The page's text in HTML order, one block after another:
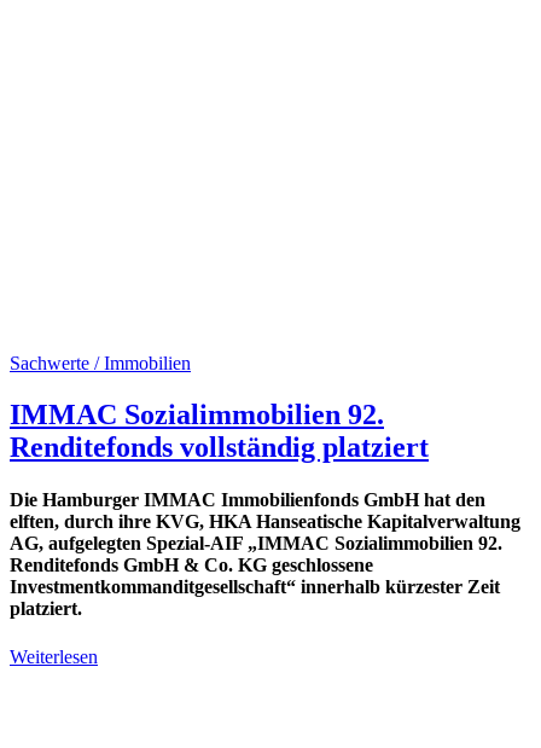
Sachwerte / Immobilien
IMMAC Sozialimmobilien 92.
Renditefonds vollständig platziert
Die Hamburger IMMAC Immobilienfonds GmbH hat den
elften, durch ihre KVG, HKA Hanseatische Kapitalverwaltung
AG, aufgelegten Spezial-AIF „IMMAC Sozialimmobilien 92.
Renditefonds GmbH & Co. KG geschlossene
Investmentkommanditgesellschaft“ innerhalb kürzester Zeit
platziert.
Weiterlesen